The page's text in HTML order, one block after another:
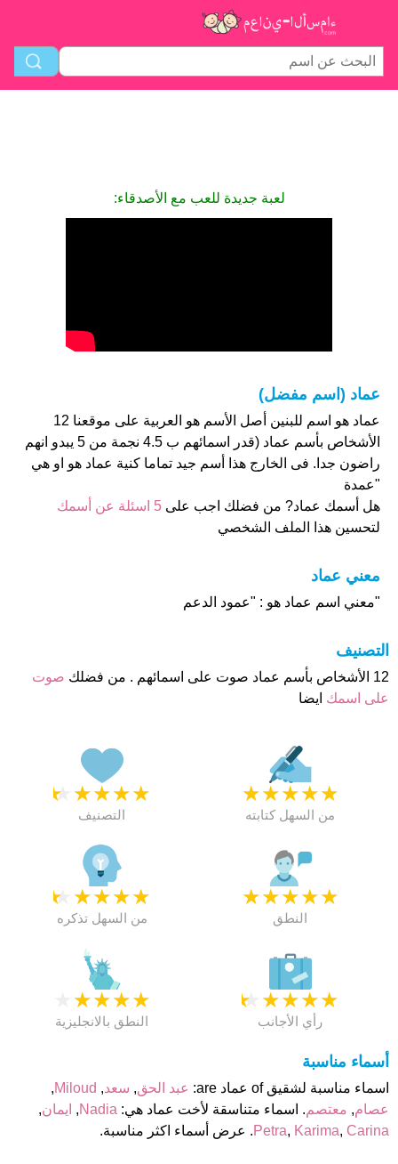
لعبة جديدة للعب مع الأصدقاء:
عماد (اسم مفضل)
عماد هو اسم للبنين أصل الأسم هو العربية على موقعنا 12
الأشخاص بأسم عماد (قدر اسمائهم ب 4.5 نجمة من 5 يبدو انهم
راضون جدا. فى الخارج هذا أسم جيد تماما كنية عماد هو او هي
"عمدة
هل أسمك عماد? من فضلك اجب على 5 اسئلة عن أسمك
لتحسين هذا الملف الشخصي
معني عماد
"معني اسم عماد هو : "عمود الدعم
التصنيف
12 الأشخاص بأسم عماد صوت على اسمائهم . من فضلك
صوت
على اسمك ايضا
★
★
★
★
★
التصنيف
★
★
★
★
★
من السهل كتابته
★
★
★
★
★
من السهل تذكره
★
★
★
★
★
النطق
★
★
★
★
النطق بالانجليزية
★
★
★
★
★
رأي الأجانب
أسماء مناسبة
اسماء مناسبة لشقيق of عماد are: عبد الحق, سعد,
Miloud
,
عصام, معتصم. اسماء متناسقة لأخت عماد هي: Nadia
, ايمان,
Petra, Karima, Carina . عرض أسماء اكثر مناسبة.